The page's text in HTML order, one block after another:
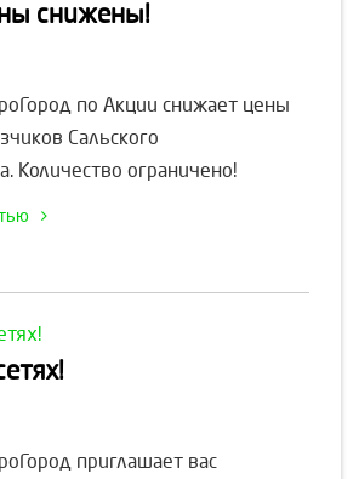
снижены!
по Акции снижает цены
Сальского
Количество ограничено!
приглашает вас